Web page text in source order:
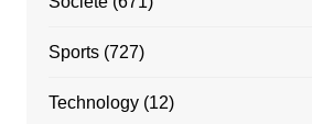
Sports(727)
Technology(12)